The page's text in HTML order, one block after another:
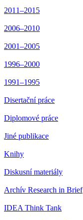
2011–2015
2006–2010
2001–2005
1996–2000
1991–1995
Disertační práce
Diplomové práce
Jiné publikace
Knihy
Diskusní materiály
Archív Research in Brief
IDEA Think Tank